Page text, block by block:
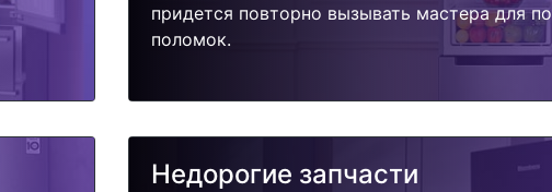
придется повторно вызывать мастера для
поломок.
Недорогие запчасти